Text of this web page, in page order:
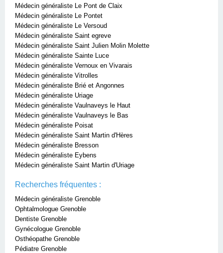
Médecin généraliste Le Pont de Claix
Médecin généraliste Le Pontet
Médecin généraliste Le Versoud
Médecin généraliste Saint egreve
Médecin généraliste Saint Julien Molin Molette
Médecin généraliste Sainte Luce
Médecin généraliste Vernoux en Vivarais
Médecin généraliste Vitrolles
Médecin généraliste Brié et Angonnes
Médecin généraliste Uriage
Médecin généraliste Vaulnaveys le Haut
Médecin généraliste Vaulnaveys le Bas
Médecin généraliste Poisat
Médecin généraliste Saint Martin d'Hères
Médecin généraliste Bresson
Médecin généraliste Eybens
Médecin généraliste Saint Martin d'Uriage
Recherches fréquentes :
Médecin généraliste Grenoble
Ophtalmologue Grenoble
Dentiste Grenoble
Gynécologue Grenoble
Osthéopathe Grenoble
Pédiatre Grenoble